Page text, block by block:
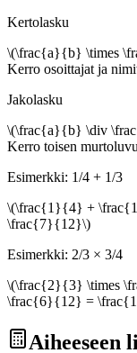
Kertolasku
\(\frac{a}{b} \times
Kerro osoittajat ja
Jakolasku
\(\frac{a}{b} \div
Kerro toisen
Esimerkki: 1/4 + 1/3
\(\frac{1}{4} +
\frac{7}{12}\)
Esimerkki: 2/3 × 3/4
\(\frac{2}{3} \times
\frac{6}{12} =
Aiheeseen